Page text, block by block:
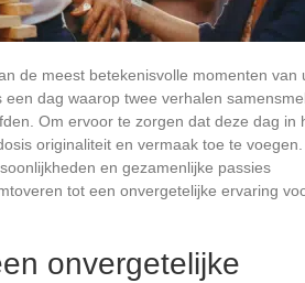
de meest betekenisvolle momenten van
dag waarop twee verhalen
Om ervoor te zorgen dat deze dag in
originaliteit en vermaak toe te voegen.
en gezamenlijke passies
tot een onvergetelijke ervaring
onvergetelijke